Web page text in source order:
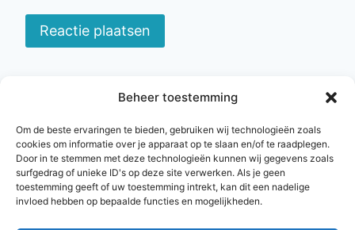
Beheer toestemming
Om de beste ervaringen te bieden, gebruiken wij technologieën zoals
cookies om informatie over je apparaat op te slaan en/of te raadplegen.
Door in te stemmen met deze technologieën kunnen wij gegevens zoals
surfgedrag of unieke ID's op deze site verwerken. Als je geen
toestemming geeft of uw toestemming intrekt, kan dit een nadelige
invloed hebben op bepaalde functies en mogelijkheden.